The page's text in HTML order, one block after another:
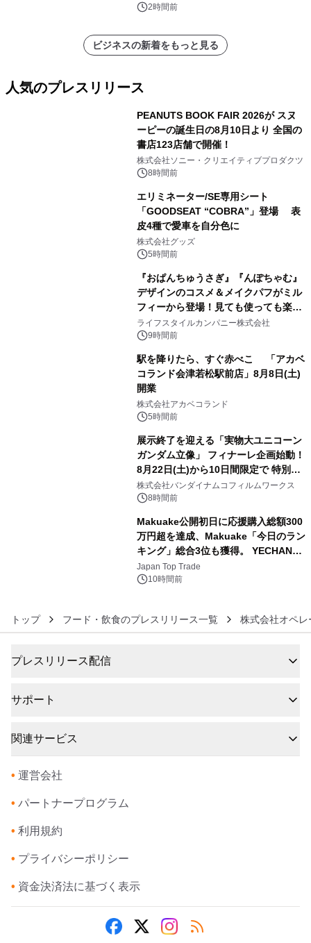
表2時間前
ビジネスの新着をもっと見る
人気のプレスリリース
PEANUTS BOOK FAIR 2026が スヌ
ーピーの誕生日の8月10日より 全国の
書店123店舗で開催！
株式会社ソニー・クリエイティブプロダクツ
8時間前
エリミネーター/SE専用シート
「GOODSEAT “COBRA”」登場 表
皮4種で愛車を自分色に
株式会社グッズ
5時間前
『おぱんちゅうさぎ』『んぽちゃむ』
デザインのコスメ＆メイクパフがミル
フィーから登場！見ても使っても楽し
い、ポップでキュートなコレクショ
ン。
ライフスタイルカンパニー株式会社
9時間前
駅を降りたら、すぐ赤べこ 「アカベ
コランド会津若松駅前店」8月8日(土)
開業
株式会社アカベコランド
5時間前
展示終了を迎える「実物大ユニコーン
ガンダム立像」 フィナーレ企画始動！
8月22日(土)から10日間限定で 特別映
像『UNICORN GUNDAM Statue ―
BEYOND POSSIBILITY ―』を上映！
株式会社バンダイナムコフィルムワークス
8時間前
Makuake公開初日に応援購入総額300
万円超を達成、Makuake「今日のラン
キング」総合3位も獲得。 YECHAN音
浴シンギングボウル第2弾の大型サイ
ズ（XL・2XL・3XL）を先行販売中
Japan Top Trade
10時間前
トップ フード・飲食のプレスリリース一覧 株式会社オペ
プレスリリース配信
サポート
関連サービス
• 運営会社
• パートナープログラム
• 利用規約
• プライバシーポリシー
• 資金決済法に基づく表示